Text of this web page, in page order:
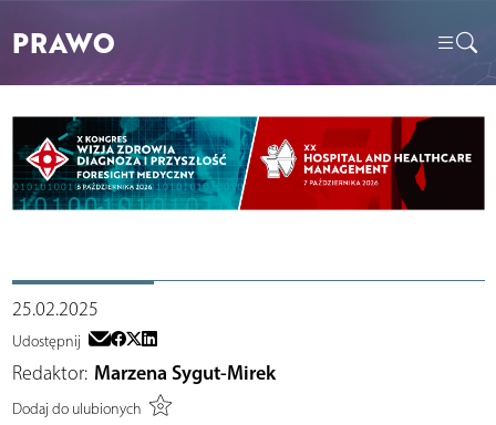
PRAWO
25.02.2025
Udostępnij
Redaktor: Marzena Sygut-Mirek
Dodaj do ulubionych